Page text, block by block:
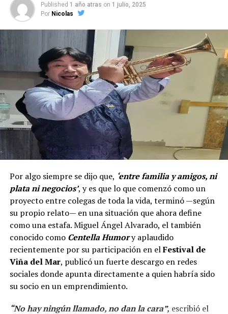
Published 1 año atras on 1 julio, 2025
Por Nicolas
Por algo siempre se dijo que, ‘entre familia y amigos, ni
plata ni negocios’, y es que lo que comenzó como un
proyecto entre colegas de toda la vida, terminó —según
su propio relato— en una situación que ahora define
como una estafa. Miguel Ángel Alvarado, el también
conocido como Centella Humory aplaudido
recientemente por su participación en elFestival de
Viña del Mar, publicó un fuerte descargo en redes
sociales donde apunta directamente a quien habría sido
su socio en un emprendimiento.
“No hay ningún llamado, no dan la cara”, escribió el